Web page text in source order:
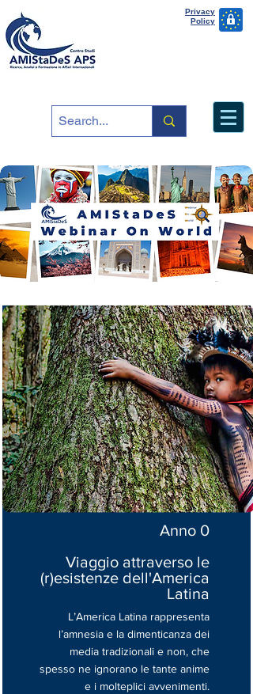
Privacy
Policy
Anno 0
Viaggio attraverso le
(r)esistenze dell'America
Latina
L’America Latina rappresenta
l’amnesia e la dimenticanza dei
media tradizionali e non, che
spesso ne ignorano le tante anime
e i molteplici avvenimenti.